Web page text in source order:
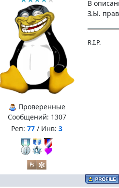
Проверенные
Сообщений: 1307
Реп: 77 / Инв: 3
В
З.Ы.
R.I.P.